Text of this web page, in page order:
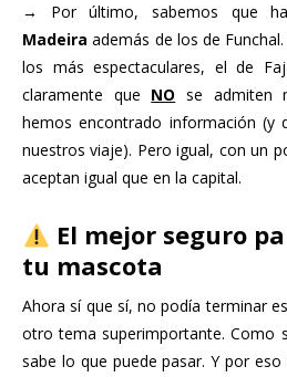
→
Por último, sabemos que
Madeira además de los de
los más espectaculares, el de
claramente que NO se admiten
hemos encontrado información (y
nuestros viaje). Pero igual, con un
aceptan igual que en la capital.
El mejor seguro
tu mascota
Ahora sí que sí, no podía terminar
otro tema superimportante. Como
sabe lo que puede pasar. Y por